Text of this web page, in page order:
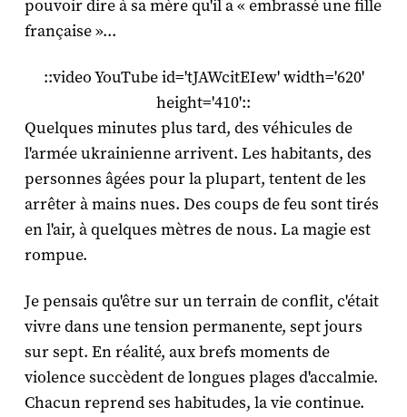
pouvoir dire à sa mère qu'il a « embrassé une fille
française »...
::video YouTube id='tJAWcitEIew' width='620'
height='410'::
Quelques minutes plus tard, des véhicules de
l'armée ukrainienne arrivent. Les habitants, des
personnes âgées pour la plupart, tentent de les
arrêter à mains nues. Des coups de feu sont tirés
en l'air, à quelques mètres de nous. La magie est
rompue.
Je pensais qu'être sur un terrain de conflit, c'était
vivre dans une tension permanente, sept jours
sur sept. En réalité, aux brefs moments de
violence succèdent de longues plages d'accalmie.
Chacun reprend ses habitudes, la vie continue.